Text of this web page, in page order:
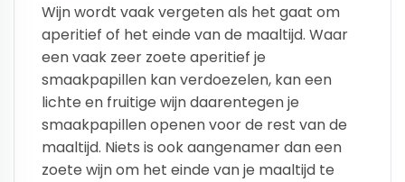
Wijn wordt vaak vergeten als het gaat om
aperitief of het einde van de maaltijd. Waar
een vaak zeer zoete aperitief je
smaakpapillen kan verdoezelen, kan een
lichte en fruitige wijn daarentegen je
smaakpapillen openen voor de rest van de
maaltijd. Niets is ook aangenamer dan een
zoete wijn om het einde van je maaltijd te